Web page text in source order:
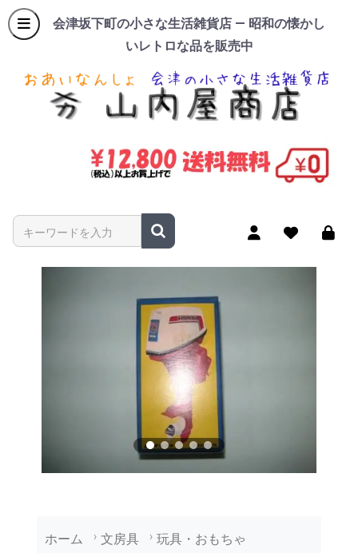
会津坂下町の小さな生活雑貨店 — 昭和の懐かし
いレトロな品を販売中
商品名やキーワードを入力
ホーム 文房具 玩具・おもちゃ